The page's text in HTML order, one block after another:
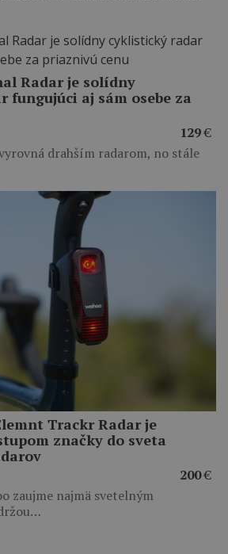
Radar je solídny
fungujúci aj sám osebe za
129€
drahším radarom, no stále
Trackr Radar je
značky do sveta
200€
zaujme najmä svetelným